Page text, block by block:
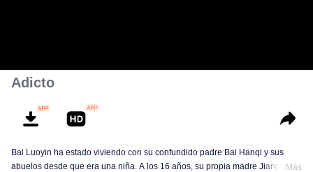
Adicto
Bai Luoyin ha estado viviendo con su confundido padre Bai Hanqi y sus
abuelos desde que era una niña. A los 16 años, su propia madre Jiang Yuan
Más